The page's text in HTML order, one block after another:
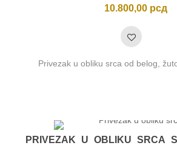
10.800,00 рсд
Privezak u obliku srca od belog,
PRIVEZAK U OBLIKU SRCA